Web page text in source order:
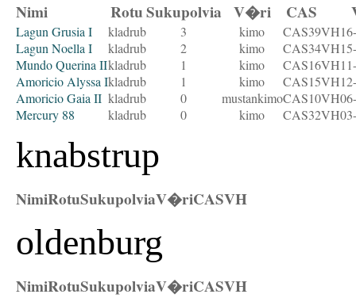
Nimi RotuSukupolvia V�ri CAS
Lagun Grusia I kladrub 3 kimo CAS39
Lagun Noella I
kladrub 2 kimo CAS34
Mundo Querina IIkladrub 1 kimo CAS16
Amoricio Alyssa Ikladrub 1 kimo CAS15
Amoricio Gaia II kladrub 0 mustankimoCAS10
Mercury 88
kladrub 0 kimo CAS32
knabstrup
NimiRotuSukupolviaV�riCASVH
oldenburg
NimiRotuSukupolviaV�riCASVH